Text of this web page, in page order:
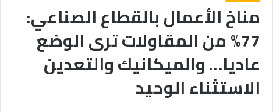
مناخ الأعمال بالقطاع الصناعي:
77% من المقاولات ترى الوضع
عاديا… والميكانيك والتعدين
الاستثناء الوحيد